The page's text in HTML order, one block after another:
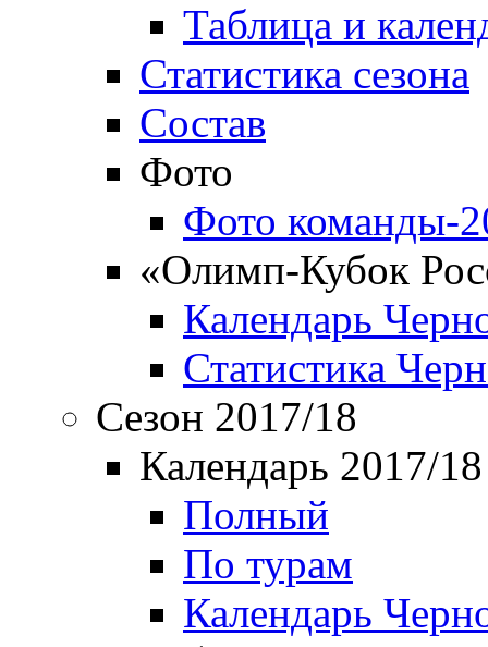
Таблица и
Статистика сезона
Состав
Фото
Фото команды-
«Олимп-Кубок
Календарь
Статистика
Сезон 2017/18
Календарь 2017/18
Полный
По турам
Календарь